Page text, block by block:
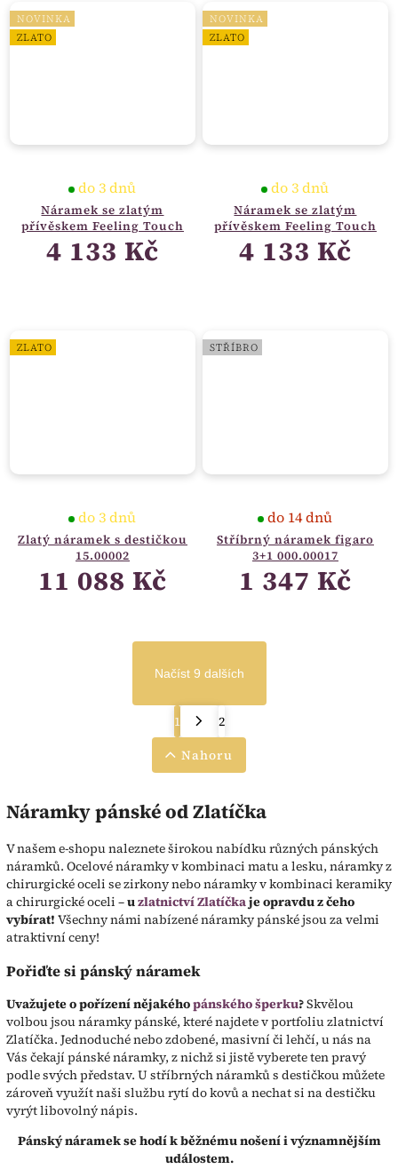
NOVINKA
ZLATO
Náramek se zlatým
přívěskem Feeling Touch
do 3 dnů
4 133 Kč
NOVINKA
ZLATO
Náramek se zlatým
přívěskem Feeling Touch
do 3 dnů
4 133 Kč
ZLATO
Zlatý náramek s destičkou
15.00002
do 3 dnů
11 088 Kč
STŘÍBRO
Stříbrný náramek figaro
3+1 000.00017
do 14 dnů
1 347 Kč
Načíst 9 dalších
1
2
Nahoru
Náramky pánské od Zlatíčka
V našem e-shopu naleznete širokou nabídku různých pánských
náramků. Ocelové náramky v kombinaci matu a lesku, náramky z
chirurgické oceli se zirkony nebo náramky v kombinaci keramiky
a chirurgické oceli –uzlatnictví Zlatíčkaje opravdu z čeho
vybírat! Všechny námi nabízené náramky pánské jsou za velmi
atraktivní ceny!
Pořiďte si pánský náramek
Uvažujete o pořízení nějakéhopánského šperku?Skvělou
volbou jsou náramky pánské, které najdete v portfoliu zlatnictví
Zlatíčka. Jednoduché nebo zdobené, masivní či lehčí, u nás na
Vás čekají pánské náramky, z nichž si jistě vyberete ten pravý
podle svých představ. U stříbrných náramků s destičkou můžete
zároveň využít naši službu rytí do kovů a nechat si na destičku
vyrýt libovolný nápis.
Pánský náramek se hodí k běžnému nošení i významnějším
událostem.